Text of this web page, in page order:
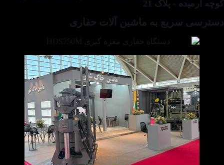
کوچه آرمیده - پلاک 21
دسترسی سریع به ماشین آلات حفاری